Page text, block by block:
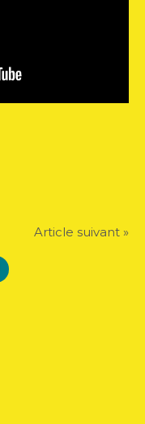
Article suivant »